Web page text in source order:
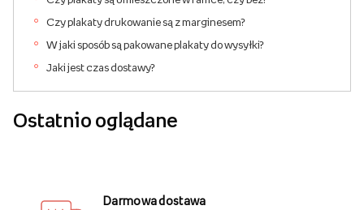
Czy plakaty drukowanie są z marginesem?
W jaki sposób są pakowane plakaty do wysyłki?
Jaki jest czas dostawy?
Ostatnio oglądane
Darmowa dostawa